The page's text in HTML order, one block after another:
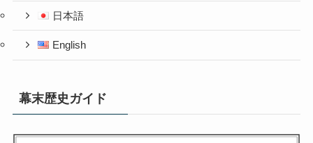
日本語
English
幕末歴史ガイド